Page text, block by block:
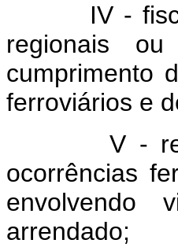
IV -
regionais
cumprimento
ferroviários e
V -
ocorrências
envolvendo
arrendado;